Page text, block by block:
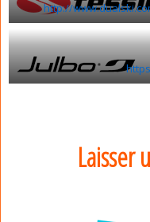
http://
Laisser